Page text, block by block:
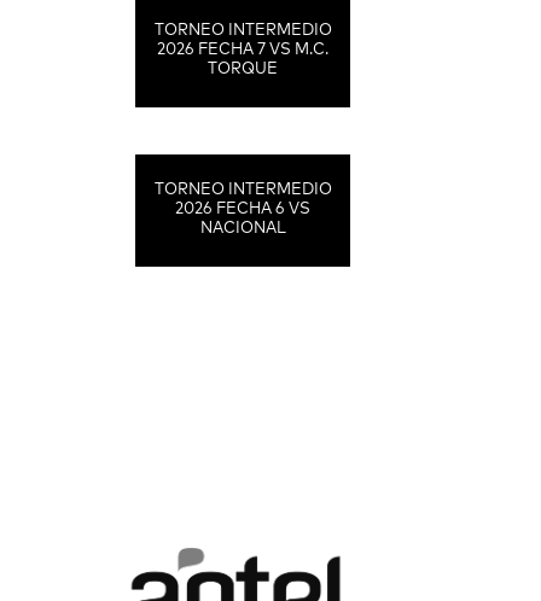
TORNEO INTERMEDIO
2026 FECHA 7 VS M.C.
TORQUE
TORNEO INTERMEDIO
2026 FECHA 6 VS
NACIONAL